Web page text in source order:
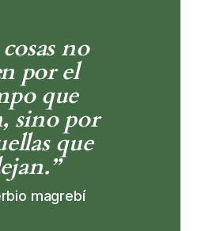
no
por el
que
sino por
que
magrebí